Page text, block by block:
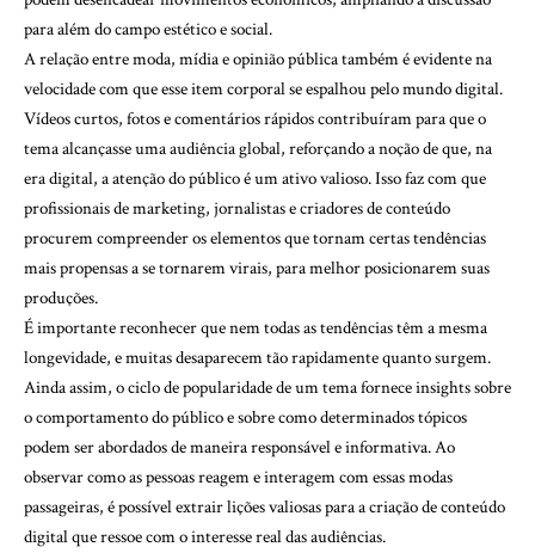
para além do campo estético e social.
A relação entre moda, mídia e opinião pública também é evidente na
velocidade com que esse item corporal se espalhou pelo mundo digital.
Vídeos curtos, fotos e comentários rápidos contribuíram para que o
tema alcançasse uma audiência global, reforçando a noção de que, na
era digital, a atenção do público é um ativo valioso. Isso faz com que
profissionais de marketing, jornalistas e criadores de conteúdo
procurem compreender os elementos que tornam certas tendências
mais propensas a se tornarem virais, para melhor posicionarem suas
produções.
É importante reconhecer que nem todas as tendências têm a mesma
longevidade, e muitas desaparecem tão rapidamente quanto surgem.
Ainda assim, o ciclo de popularidade de um tema fornece insights sobre
o comportamento do público e sobre como determinados tópicos
podem ser abordados de maneira responsável e informativa. Ao
observar como as pessoas reagem e interagem com essas modas
passageiras, é possível extrair lições valiosas para a criação de conteúdo
digital que ressoe com o interesse real das audiências.